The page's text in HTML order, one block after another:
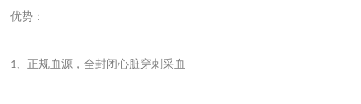
优势：
1 、正规血源，全封闭心脏穿刺采血